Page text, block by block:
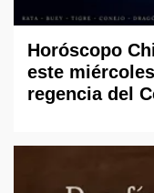
Horóscopo
este
regencia del